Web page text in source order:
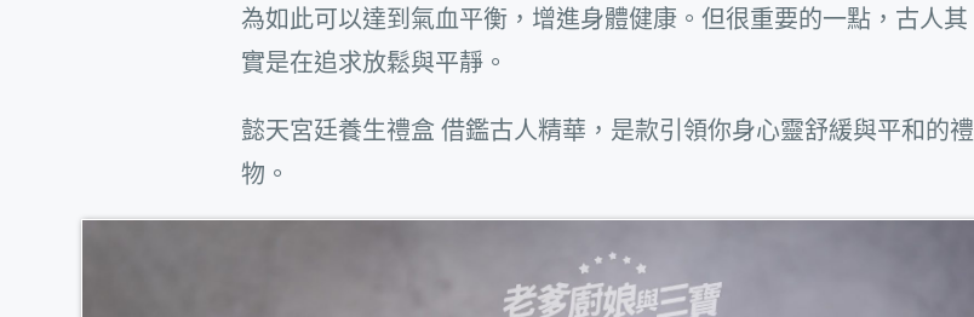
為如此可以達到氣血平衡，增進身體健康。但很重要的一點，古人其
實是在追求放鬆與平靜。
懿天宮廷養生禮盒 借鑑古人精華，是款引領你身心靈舒緩與平和的禮
物。